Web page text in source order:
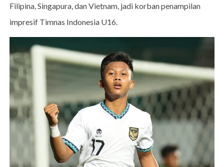
Filipina, Singapura, dan Vietnam, jadi korban penampilan
impresif Timnas Indonesia U16.